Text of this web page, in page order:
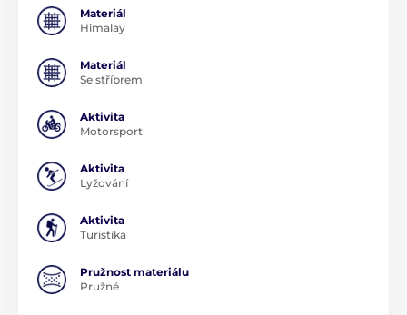
Materiál
Himalay
Materiál
Se stříbrem
Aktivita
Motorsport
Aktivita
Lyžování
Aktivita
Turistika
Pružnost materiálu
Pružné